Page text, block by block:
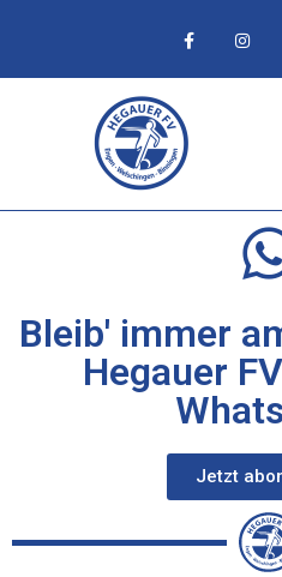
Bleib' immer
Hegauer
Jetzt